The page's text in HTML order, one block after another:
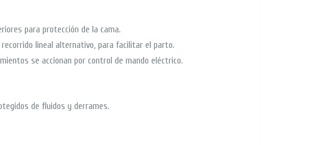
para protección de la cama.
lineal alternativo, para facilitar el parto.
se accionan por control de mando eléctrico.
de fluidos y derrames.